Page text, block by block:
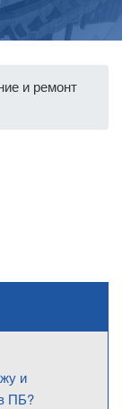
и ремонт
и
ПБ?